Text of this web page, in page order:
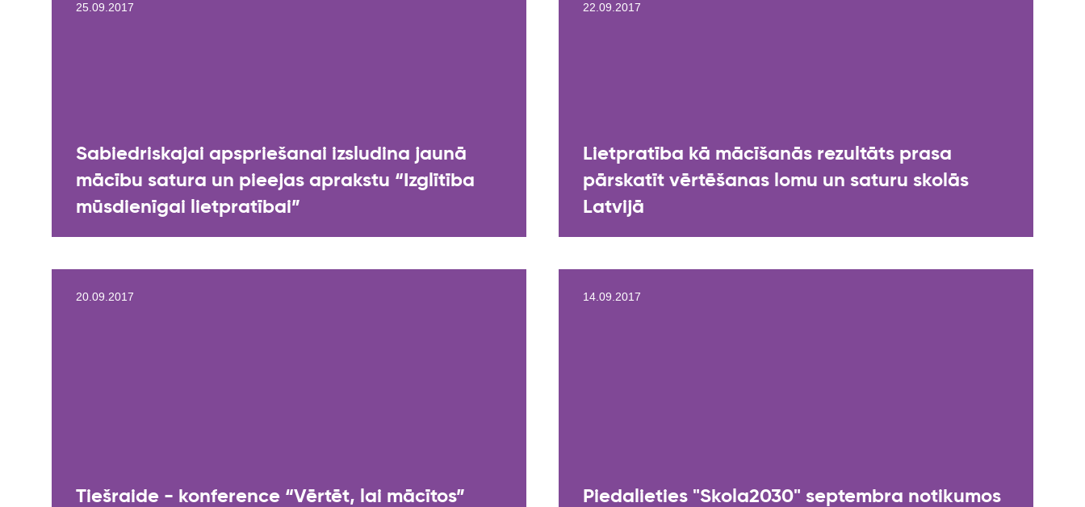
25.09.2017
Sabiedriskajai apspriešanai izsludina jaunā
mācību satura un pieejas aprakstu “Izglītība
mūsdienīgai lietpratībai”
22.09.2017
Lietpratība kā mācīšanās rezultāts prasa
pārskatīt vērtēšanas lomu un saturu skolās
Latvijā
20.09.2017
Tiešraide - konference “Vērtēt, lai mācītos”
14.09.2017
Piedalieties "Skola2030" septembra notikumos